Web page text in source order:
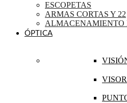
ESCOPETAS
ARMAS CORTAS Y 22
ALMACENAMIENTO
ÓPTICA